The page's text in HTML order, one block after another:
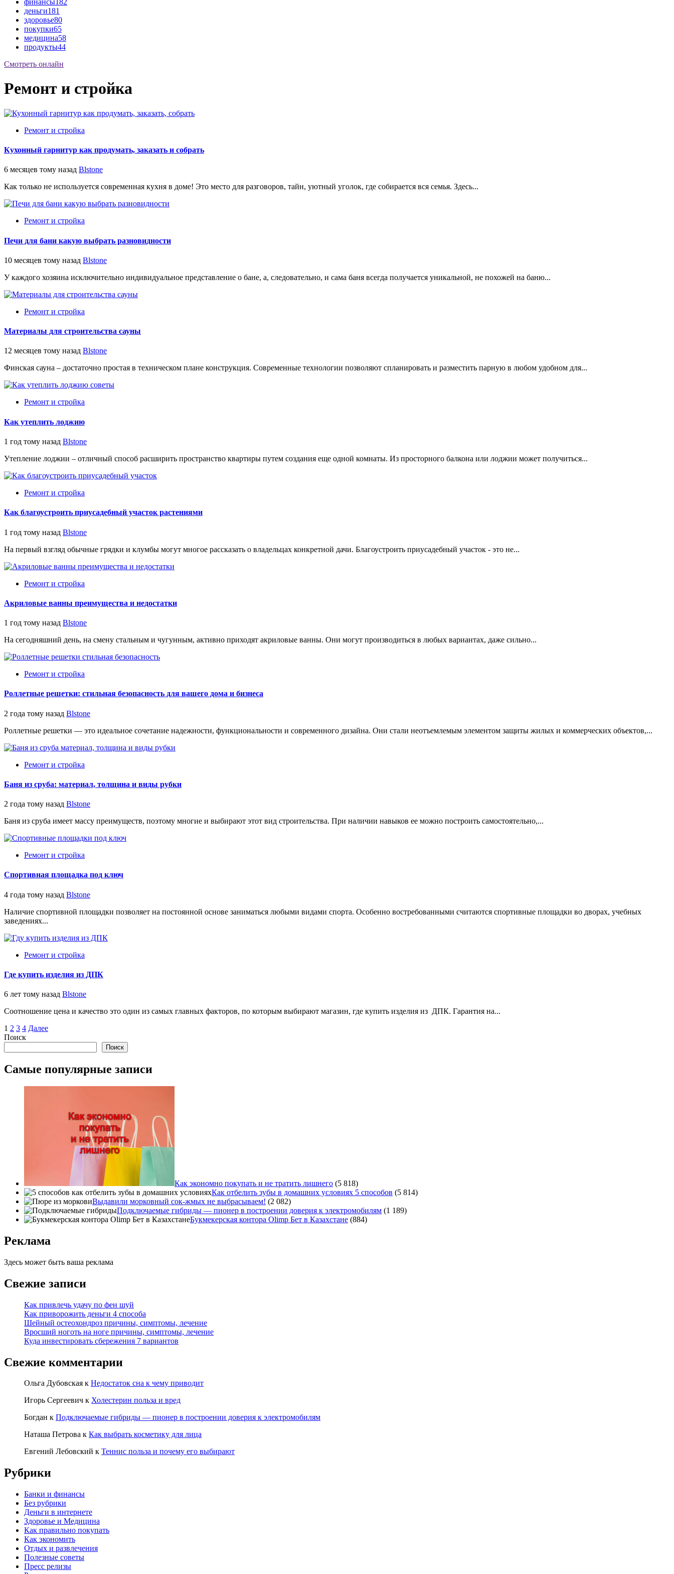
финансы 182
деньги181
здоровье80
покупки65
медицина58
продукты44
Смотреть онлайн
Ремонт и стройка
Ремонт и стройка
Кухонный гарнитур как продумать, заказать и собрать
6 месяцев тому назад Blstone
Как только не используется современная кухня в доме! Это место для разговоров, тайн, уютный уголок, где собирается вся семья. Здесь...
Ремонт и стройка
Печи для бани какую выбрать разновидности
10 месяцев тому назад Blstone
У каждого хозяина исключительно индивидуальное представление о бане, а, следовательно, и сама баня всегда получается уникальной, не похожей на баню...
Ремонт и стройка
Материалы для строительства сауны
12 месяцев тому назад Blstone
Финская сауна – достаточно простая в техническом плане конструкция. Современные технологии позволяют спланировать и разместить парную в любом удобном для...
Ремонт и стройка
Как утеплить лоджию
1 год тому назад Blstone
Утепление лоджии – отличный способ расширить пространство квартиры путем создания еще одной комнаты. Из просторного балкона или лоджии может получиться...
Ремонт и стройка
Как благоустроить приусадебный участок растениями
1 год тому назад Blstone
На первый взгляд обычные грядки и клумбы могут многое рассказать о владельцах конкретной дачи. Благоустроить приусадебный участок - это не...
Ремонт и стройка
Акриловые ванны преимущества и недостатки
1 год тому назад Blstone
На сегодняшний день, на смену стальным и чугунным, активно приходят акриловые ванны. Они могут производиться в любых вариантах, даже сильно...
Ремонт и стройка
Роллетные решетки: стильная безопасность для вашего дома и бизнеса
2 года тому назад Blstone
Роллетные решетки — это идеальное сочетание надежности, функциональности и современного дизайна. Они стали неотъемлемым элементом защиты жилых и коммерческих объектов,...
Ремонт и стройка
Баня из сруба: материал, толщина и виды рубки
2 года тому назад Blstone
Баня из сруба имеет массу преимуществ, поэтому многие и выбирают этот вид строительства. При наличии навыков ее можно построить самостоятельно,...
Ремонт и стройка
Спортивная площадка под ключ
4 года тому назад Blstone
Наличие спортивной площадки позволяет на постоянной основе заниматься любыми видами спорта. Особенно востребованными считаются спортивные площадки во дворах, учебных
заведениях...
Ремонт и стройка
Где купить изделия из ДПК
6 лет тому назад Blstone
Соотношение цена и качество это один из самых главных факторов, по которым выбирают магазин, где купить изделия из ДПК. Гарантия на...
Пагинация
записей
1 2 3 4 Далее
Поиск
Поиск
Самые популярные записи
Как экономно покупать и не тратить лишнего (5 818)
Как отбелить зубы в домашних условиях 5 способов (5 814)
Выдавили морковный сок-жмых не выбрасываем! (2 082)
Подключаемые гибриды — пионер в построении доверия к электромобилям (1 189)
Букмекерская контора Olimp Бет в Казахстане (884)
Реклама
Здесь может быть ваша реклама
Свежие записи
Как привлечь удачу по фен шуй
Как приворожить деньги 4 способа
Шейный остеохондроз причины, симптомы, лечение
Вросший ноготь на ноге причины, симптомы, лечение
Куда инвестировать сбережения 7 вариантов
Свежие комментарии
Ольга Дубовская к Недостаток сна к чему приводит
Игорь Сергеевич к Холестерин польза и вред
Богдан к Подключаемые гибриды — пионер в построении доверия к электромобилям
Наташа Петрова к Как выбрать косметику для лица
Евгений Лебовский к Теннис польза и почему его выбирают
Рубрики
Банки и финансы
Без рубрики
Деньги в интернете
Здоровье и Медицина
Как правильно покупать
Как экономить
Отдых и развлечения
Полезные советы
Пресс релизы